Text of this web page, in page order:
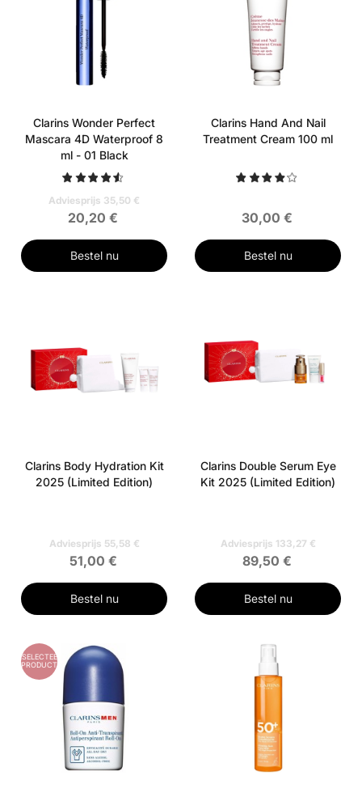
Clarins Wonder Perfect
Mascara 4D Waterproof 8
ml - 01 Black
Adviesprijs 35,50 €
20,20 €
Bestel nu
Clarins Hand And Nail
Treatment Cream 100 ml
30,00 €
Bestel nu
Clarins Body Hydration Kit
2025 (Limited Edition)
Adviesprijs 55,58 €
51,00 €
Bestel nu
Clarins Double Serum Eye
Kit 2025 (Limited Edition)
Adviesprijs 133,27 €
89,50 €
Bestel nu
GESELECTEERD
PRODUCT